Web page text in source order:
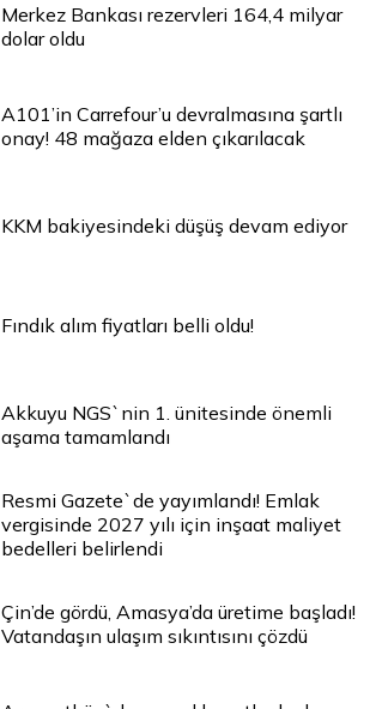
Merkez Bankası rezervleri 164,4 milyar
dolar oldu
A101’in Carrefour’u devralmasına şartlı
onay! 48 mağaza elden çıkarılacak
KKM bakiyesindeki düşüş devam ediyor
Fındık alım fiyatları belli oldu!
Akkuyu NGS`nin 1. ünitesinde önemli
aşama tamamlandı
Resmi Gazete`de yayımlandı! Emlak
vergisinde 2027 yılı için inşaat maliyet
bedelleri belirlendi
Çin’de gördü, Amasya’da üretime başladı!
Vatandaşın ulaşım sıkıntısını çözdü